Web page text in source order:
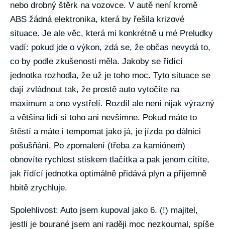
nebo drobný štěrk na vozovce. V autě není kromě
ABS žádná elektronika, která by řešila krizové
situace. Je ale věc, která mi konkrétně u mé Preludky
vadí: pokud jde o výkon, zdá se, že občas nevydá to,
co by podle zkušenosti měla. Jakoby se řídící
jednotka rozhodla, že už je toho moc. Tyto situace se
dají zvládnout tak, že prostě auto vytočíte na
maximum a ono vystřelí. Rozdíl ale není nijak výrazný
a většina lidí si toho ani nevšimne. Pokud máte to
štěstí a máte i tempomat jako já, je jízda po dálnici
pošušňání. Po zpomalení (třeba za kamiónem)
obnovíte rychlost stiskem tlačítka a pak jenom cítíte,
jak řídící jednotka optimálně přidává plyn a příjemně
hbitě zrychluje.
Spolehlivost: Auto jsem kupoval jako 6. (!) majitel,
jestli je bourané jsem ani raději moc nezkoumal, spíše